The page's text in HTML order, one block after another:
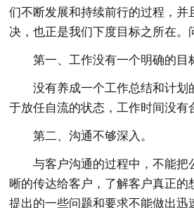
们不断发展和持续前行的过程，并
决，也正是我们下度目标之所在。
第一、工作没有一个明确的目
没有养成一个工作总结和计划
于放任自流的状态，工作时间没有
第二、沟通不够深入。
与客户沟通的过程中，不能把
晰的传达给客户，了解客户真正的
提出的一些问题和要求不能做出迅